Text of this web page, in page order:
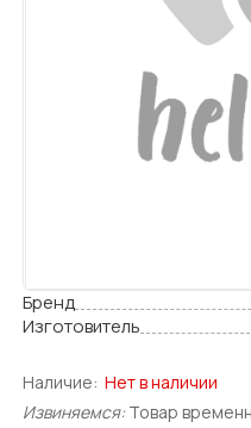
Бренд
Изготовитель
Наличие: Нет в наличии
Извиняемся: Товар